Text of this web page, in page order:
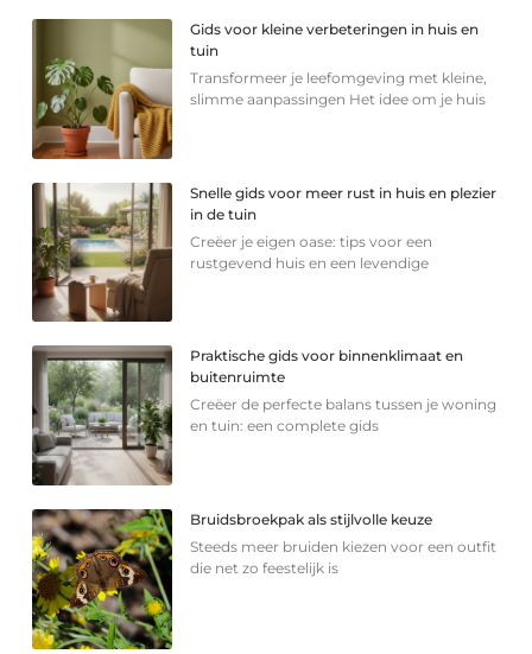
Gids voor kleine verbeteringen in huis en
tuin
Transformeer je leefomgeving met kleine,
slimme aanpassingen Het idee om je huis
Snelle gids voor meer rust in huis en plezier
in de tuin
Creëer je eigen oase: tips voor een
rustgevend huis en een levendige
Praktische gids voor binnenklimaat en
buitenruimte
Creëer de perfecte balans tussen je woning
en tuin: een complete gids
Bruidsbroekpak als stijlvolle keuze
Steeds meer bruiden kiezen voor een outfit
die net zo feestelijk is